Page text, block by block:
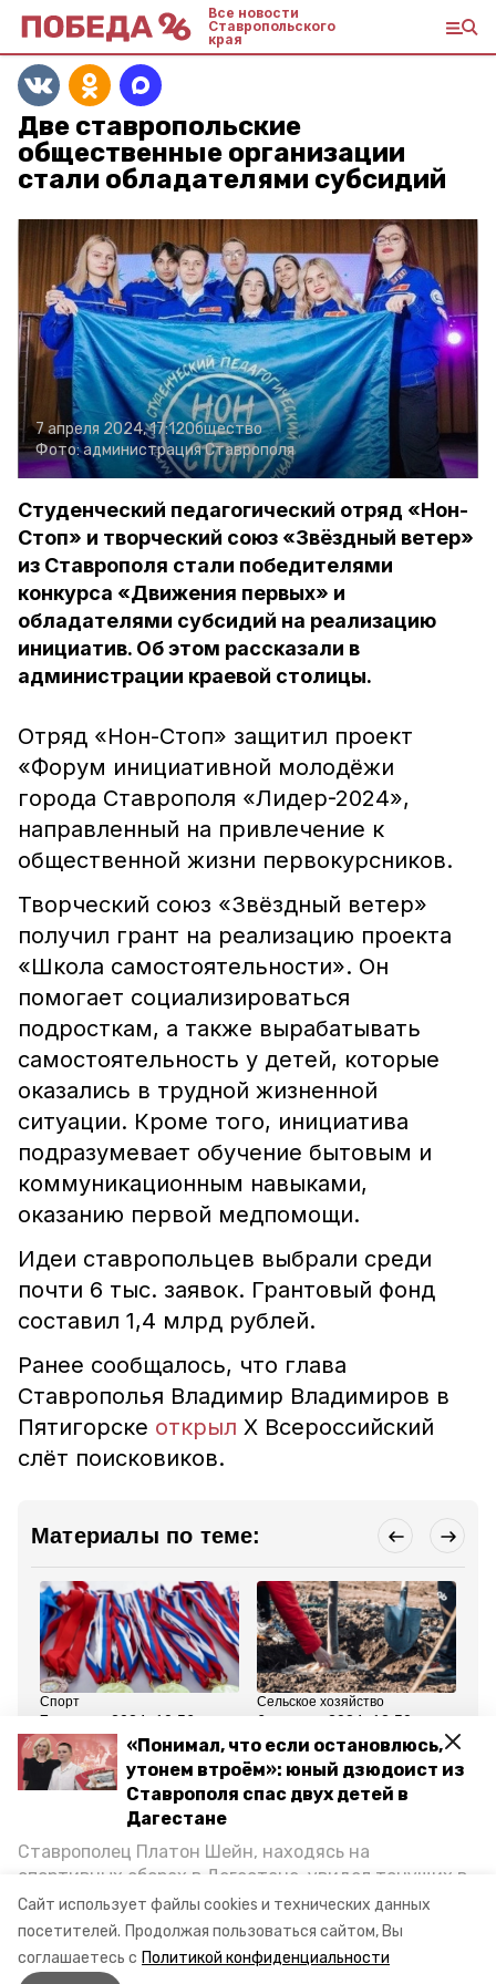
Сайт использует файлы cookies и технических данных
посетителей. Продолжая пользоваться сайтом, Вы
соглашаетесь с Политикой конфиденциальности
«Понимал, что если остановлюсь,
утонем втроём»: юный дзюдоист из
Ставрополя спас двух детей в
Дагестане
Ставрополец Платон Шейн, находясь на
спортивных сборах в Дегестане, увидел тонущих в
Каспийском море детей и бросился на помощь. По
возвращении домой, отважного мальчика
пригласили в министерство образования края и
наградили. Корреспондент «Победы26» пообщался
Все новости
Ставропольского
края
Две ставропольские
общественные организации
стали обладателями субсидий
7 апреля 2024, 17:12Общество
Фото:администрация Ставрополя
Студенческий педагогический отряд «Нон-
Стоп» и творческий союз «Звёздный ветер»
из Ставрополя стали победителями
конкурса «Движения первых» и
обладателями субсидий на реализацию
инициатив. Об этом рассказали в
администрации краевой столицы.
Отряд «Нон-Стоп» защитил проект
«Форум инициативной молодёжи
города Ставрополя «Лидер-2024»,
направленный на привлечение к
общественной жизни первокурсников.
Творческий союз «Звёздный ветер»
получил грант на реализацию проекта
«Школа самостоятельности». Он
помогает социализироваться
подросткам, а также вырабатывать
самостоятельность у детей, которые
оказались в трудной жизненной
ситуации. Кроме того, инициатива
подразумевает обучение бытовым и
коммуникационным навыками,
оказанию первой медпомощи.
Идеи ставропольцев выбрали среди
почти 6 тыс. заявок. Грантовый фонд
составил 1,4 млрд рублей.
Ранее сообщалось, что глава
Ставрополья Владимир Владимиров в
Пятигорске открыл X Всероссийский
слёт поисковиков.
Материалы по теме:
Спорт
7 апреля 2024, 10:56
Семилетняя гимнастка
из Кисловодска стала
лауреатом
международного
Сельское хозяйство
6 апреля 2024, 12:50
Ставропольский
питомник вошёл в число
победителей
национального конкурса
Все новости
ставропольский край